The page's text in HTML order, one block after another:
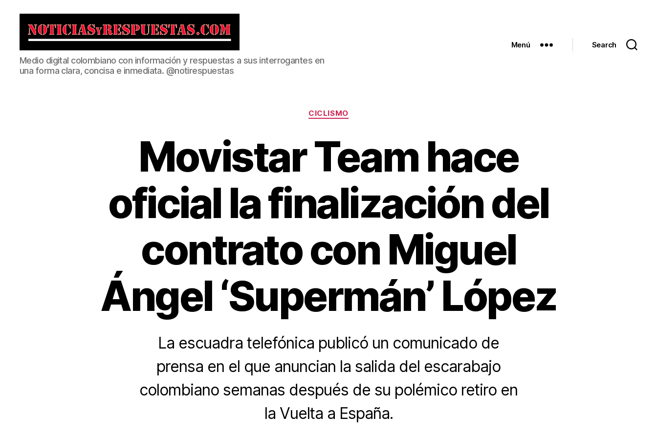
Noticias
y
Respuestas
Medio digital colombiano con información y respuestas a sus interrogantes en
una forma clara, concisa e inmediata. @notirespuestas
Menú Search
Categorías
CICLISMO
Movistar Team hace
oficial la finalización del
contrato con Miguel
Ángel ‘Supermán’ López
La escuadra telefónica publicó un comunicado de
prensa en el que anuncian la salida del escarabajo
colombiano semanas después de su polémico retiro en
la Vuelta a España.